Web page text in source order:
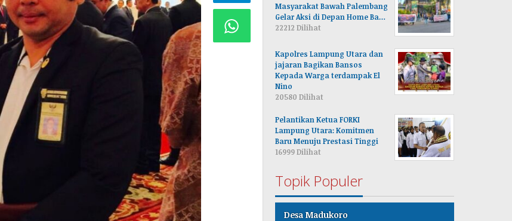
Masyarakat Bawah Palembang
Gelar Aksi di Depan Home Ba…
22212 Dilihat
Kapolres Lampung Utara dan
jajaran Bagikan Bansos
Kepada Warga terdampak El
Nino
20580 Dilihat
Pelantikan Ketua FORKI
Lampung Utara: Komitmen
Baru Menuju Prestasi Tinggi
16999 Dilihat
Topik Populer
Desa Madukoro